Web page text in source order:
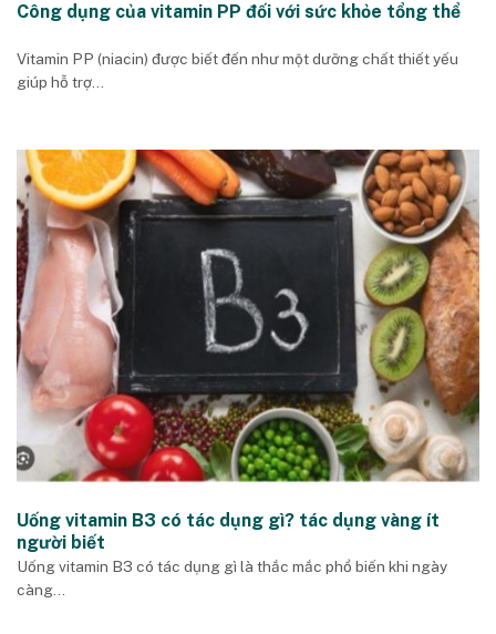
Công dụng của vitamin PP đối với sức khỏe tổng thể
Vitamin PP (niacin) được biết đến như một dưỡng chất thiết yếu
giúp hỗ trợ...
Uống vitamin B3 có tác dụng gì? tác dụng vàng ít
người biết
Uống vitamin B3 có tác dụng gì là thắc mắc phổ biến khi ngày
càng...